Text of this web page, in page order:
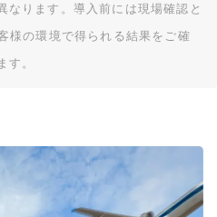
なります。導入前には現場確認と
様の環境で得られる結果をご確
。